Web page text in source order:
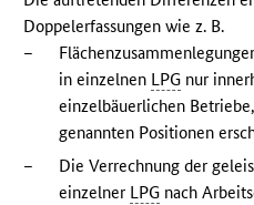
Doppelerfassungen wie z. B.
–
in einzelnen LPG nur
einzelbäuerlichen
genannten Positionen
–
Die Verrechnung der
einzelner LPG nach